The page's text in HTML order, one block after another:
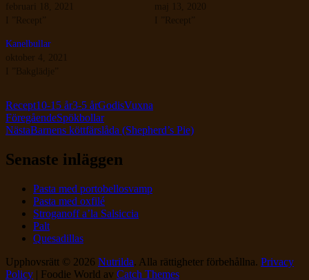
februari 18, 2021
I ”Recept”
maj 13, 2020
I ”Recept”
Kanelbullar
oktober 4, 2021
I ”Bakglädje”
Kategorier
ReceptEtiketter
10-15 år3-5 årGodisVuxna
Inläggsnavigering
FöregåendeSpökbollar
NästaBarnens köttfärslåda (Shepherd’s Pie)
Senaste inläggen
Pasta med portobellosvamp
Pasta med oxfilé
Stroganoff a’la Salsiccia
Palt
Quesadillas
Upphovsrätt © 2026 Nutrilda. Alla rättigheter förbehållna. Privacy
Policy | Foodie World av Catch Themes